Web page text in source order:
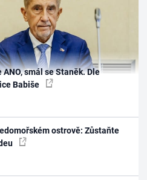
smál se Staněk. Dle
Babiše
ostrově: Zůstaňte